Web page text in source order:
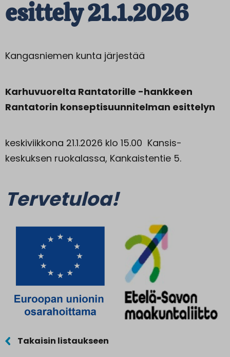
esittely 21.1.2026
Kangasniemen kunta järjestää
Karhuvuorelta Rantatorille -hankkeen
Rantatorin konseptisuunnitelman esittelyn
keskiviikkona 21.1.2026 klo 15.00 Kansis-
keskuksen ruokalassa, Kankaistentie 5.
Tervetuloa!
Takaisin listaukseen